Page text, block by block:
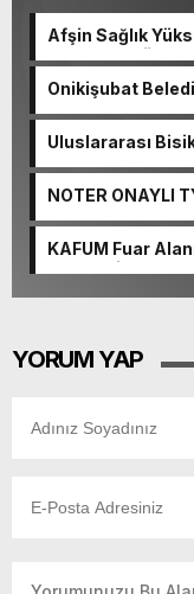
Afşin Sağlık
Okulunda görev
Onikişubat
başvurularında
Uluslararası
NOTER ONAYLI
KAFUM Fuar
Şenlendi.
YORUM YAP